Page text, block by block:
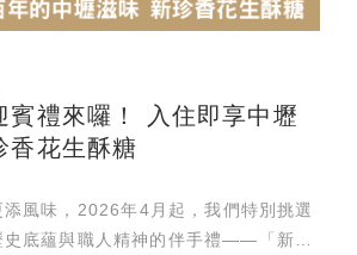
賓禮來囉！ 入住即享中壢
花生酥糖
風味，2026年4月起，我們特別挑選
史底蘊與職人精神的伴手禮——「新珍